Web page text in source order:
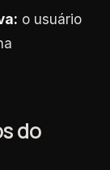
o usuário
do